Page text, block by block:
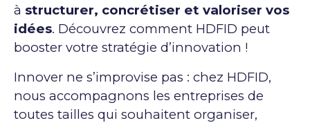
à structurer, concrétiser et valoriser vos
idées. Découvrez comment HDFID peut
booster votre stratégie d’innovation !
Innover ne s’improvise pas : chez HDFID,
nous accompagnons les entreprises de
toutes tailles qui souhaitent organiser,